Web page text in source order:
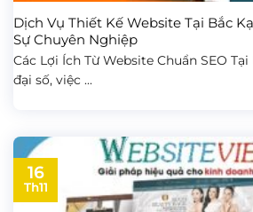
Dịch Vụ Thiết Kế Website Tại Bắc
Sự Chuyên Nghiệp
Các Lợi Ích Từ Website Chuẩn SEO
đại số, việc ...
16
Th11